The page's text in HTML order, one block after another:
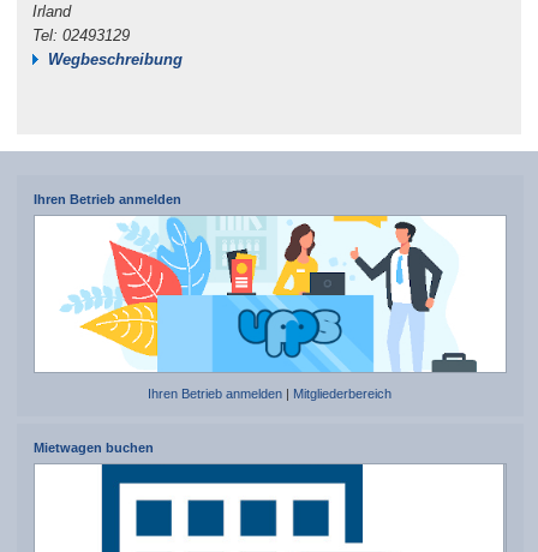
Irland
Tel: 02493129
Wegbeschreibung
Ihren Betrieb anmelden
Ihren Betrieb anmelden Mitgliederbereich
Mietwagen buchen